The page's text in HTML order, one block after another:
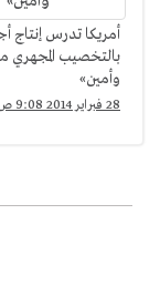
أمريكا تدرس إنتاج
بالتخصيب المجهري
وأمين»
28 فبراير 2014 9:08 ص